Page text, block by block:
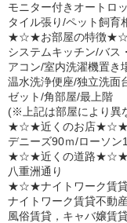
モニター付きオートロ
タイル張り/ペット飼育
★☆★お部屋の特徴
システムキッチン/バス
アコン/室内洗濯機置き
温水洗浄便座/独立洗面
ゼット/角部屋/最上階
(※上記は部屋により異
★☆★近くのお店★☆★
デニーズ90ｍ/ローソン
★☆★近くの道路★☆★
八重洲通り
★☆★ナイトワーク賃
ナイトワーク賃貸不動
風俗賃貸，キャバ嬢賃